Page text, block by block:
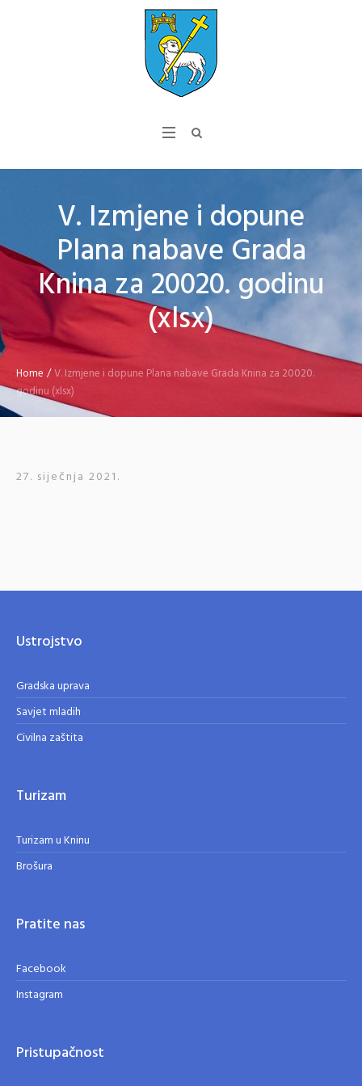
V. Izmjene i dopune
Plana nabave Grada
Knina za 20020. godinu
(xlsx)
Home /V. Izmjene i dopune Plana nabave Grada Knina za 20020.
godinu (xlsx)
27. siječnja 2021.
Ustrojstvo
Gradska uprava
Savjet mladih
Civilna zaštita
Turizam
Turizam u Kninu
Brošura
Pratite nas
Facebook
Instagram
Pristupačnost